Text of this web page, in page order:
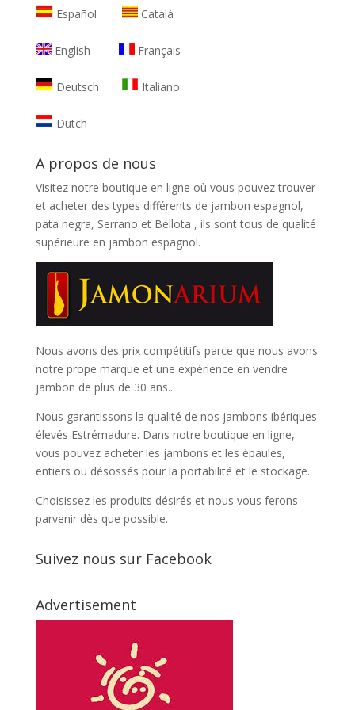
Español Català
English Français
Deutsch Italiano
Dutch
A propos de nous
Visitez notre boutique en ligne où vous pouvez trouver
et acheter des types différents de jambon espagnol,
pata negra, Serrano et Bellota , ils sont tous de qualité
supérieure en jambon espagnol.
Nous avons des prix compétitifs parce que nous avons
notre prope marque et une expérience en vendre
jambon de plus de 30 ans..
Nous garantissons la qualité de nos jambons ibériques
élevés Estrémadure. Dans notre boutique en ligne,
vous pouvez acheter les jambons et les épaules,
entiers ou désossés pour la portabilité et le stockage.
Choisissez les produits désirés et nous vous ferons
parvenir dès que possible.
Suivez nous sur Facebook
Advertisement